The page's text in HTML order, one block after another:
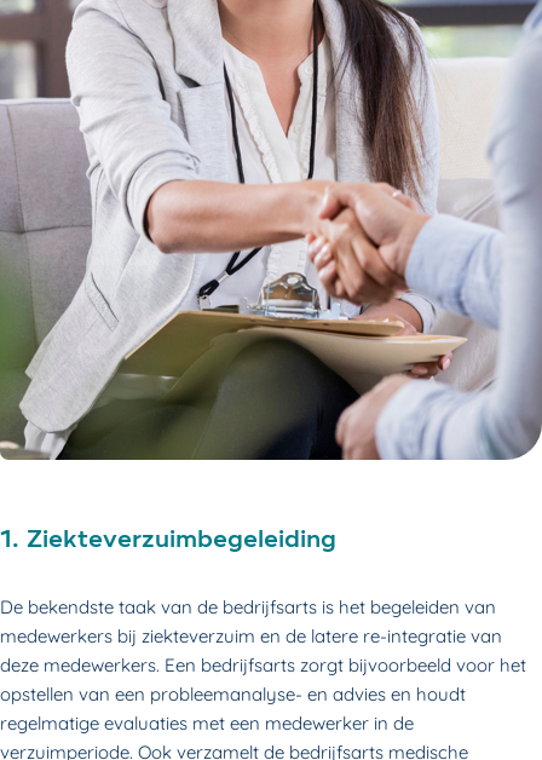
1. Ziekteverzuimbegeleiding
De bekendste taak van de bedrijfsarts is het begeleiden van
medewerkers bij ziekteverzuim en de latere re-integratie van
deze medewerkers. Een bedrijfsarts zorgt bijvoorbeeld voor het
opstellen van een probleemanalyse- en advies en houdt
regelmatige evaluaties met een medewerker in de
verzuimperiode. Ook verzamelt de bedrijfsarts medische